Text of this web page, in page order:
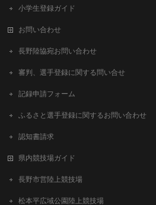
小学生登録ガイド
お問い合わせ
長野陸協宛お問い合わせ
審判、選手登録に関する問い合せ
記録申請フォーム
ふるさと選手登録に関するお問い合わせ
認知書請求
県内競技場ガイド
長野市営陸上競技場
松本平広域公園陸上競技場